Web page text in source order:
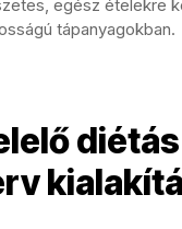
egész ételekre
tápanyagokban.
diétás